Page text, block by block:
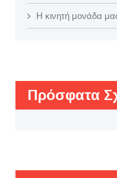
Η κινητή μονάδα
Πρόσφατα